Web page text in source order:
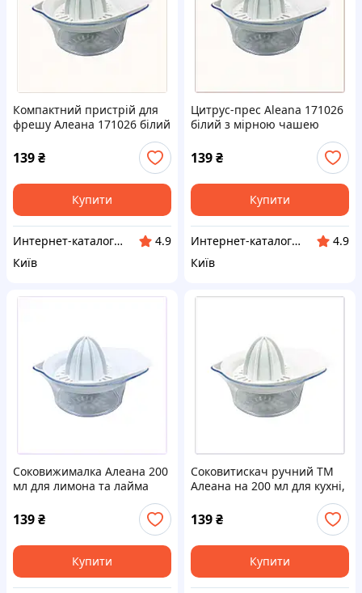
Компактний пристрій для
фрешу Алеана 171026 білий
139₴
Купити
Инт​е​​рн​ет-кат​алог ск​​идок "KIEVSALES.COM"
4.9
Київ
Цитрус-прес Aleana 171026
білий з мірною чашею
139₴
Купити
Инте​рнет​-кат​алог ск​​идок "BAGSPACE"
4.9
Київ
Соковижималка Алеана 200
мл для лимона та лайма
139₴
Купити
Соковитискач ручний ТМ
Алеана на 200 мл для кухні,
139₴
Купити